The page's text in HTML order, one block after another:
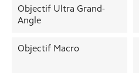
Objectif Ultra Grand-
Angle
Objectif Macro